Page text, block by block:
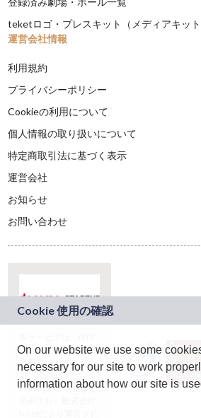
teketロゴ・プレスキット（メディアキット
運営会社情報
利用規約
プライバシーポリシー
Cookieの利用について
個人情報の取り扱いについて
特定商取引法に基づく表示
運営会社
お知らせ
お問い合わせ
ドコモグループの新
規事業創出プログラ
ム「docomo
STARTUP」を通じて
On our website we use some
necessary for our site to work
information about how our site is